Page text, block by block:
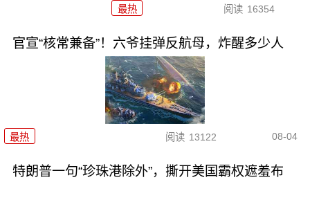
最热 阅读 16354
官宣“核常兼备”！六爷挂弹反航母，炸醒多少人
最热 阅读 13122 08-04
特朗普一句“珍珠港除外”，撕开美国霸权遮羞布